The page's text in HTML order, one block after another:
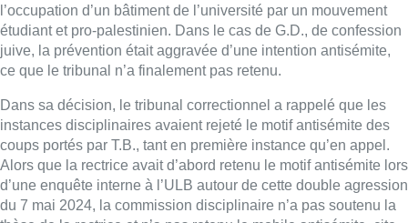
l’occupation d’un bâtiment de l’université par un mouvement
étudiant et pro-palestinien. Dans le cas de G.D., de confession
juive, la prévention était aggravée d’une intention antisémite,
ce que le tribunal n’a finalement pas retenu.
Dans sa décision, le tribunal correctionnel a rappelé que les
instances disciplinaires avaient rejeté le motif antisémite des
coups portés par T.B., tant en première instance qu’en appel.
Alors que la rectrice avait d’abord retenu le motif antisémite lors
d’une enquête interne à l’ULB autour de cette double agression
du 7 mai 2024, la commission disciplinaire n’a pas soutenu la